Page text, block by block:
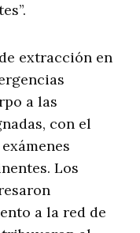
.
extracción en
a las
con el
. Los
a la red de